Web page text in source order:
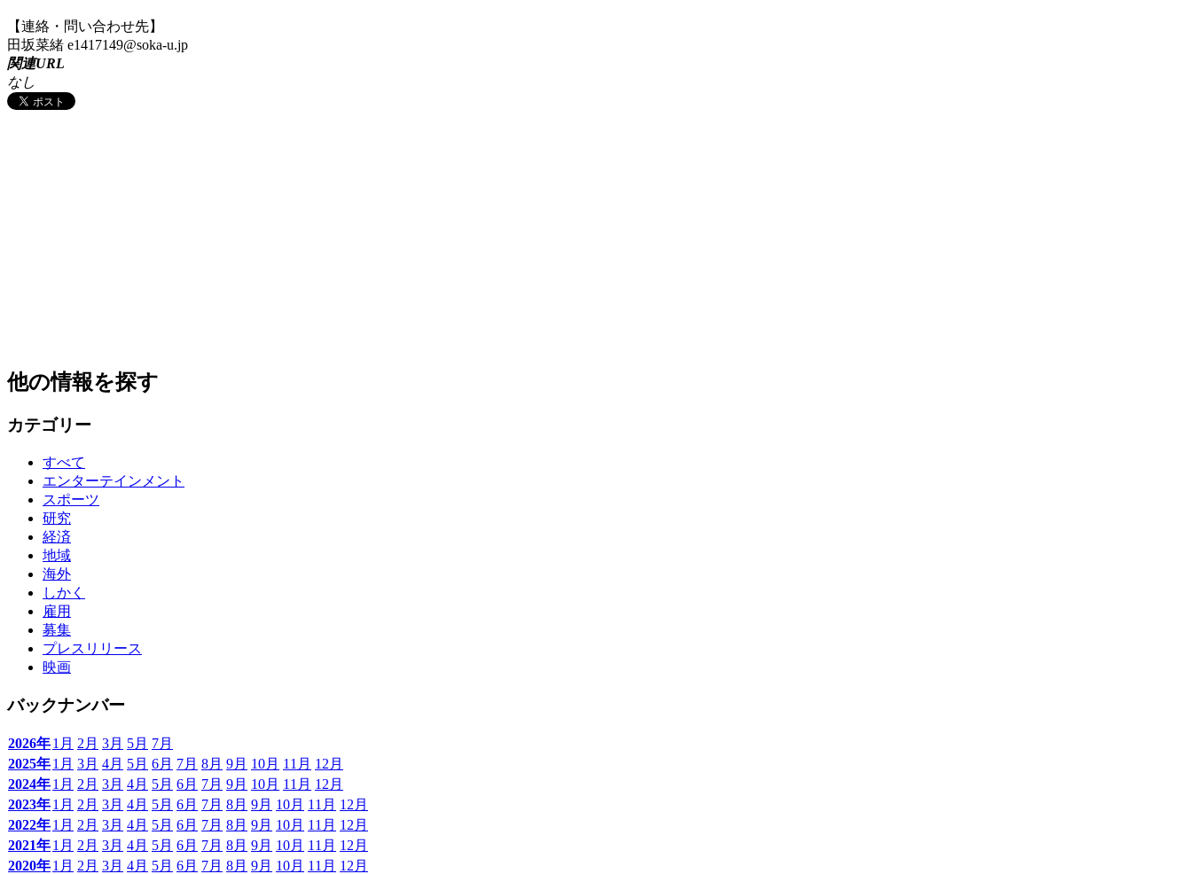
【連絡・問い合わせ先】
田坂菜緒 e1417149@soka-u.jp
関連URL
なし
他の情報を探す
カテゴリー
すべて
エンターテインメント
スポーツ
研究
経済
地域
海外
しかく
雇用
募集
プレスリリース
映画
バックナンバー
2026年1月 2月 3月 5月 7月
2025年1月 3月 4月 5月 6月 7月 8月 9月 10月 11月 12月
2024年1月 2月 3月 4月 5月 6月 7月 9月 10月 11月 12月
2023年1月 2月 3月 4月 5月 6月 7月 8月 9月 10月 11月 12月
2022年1月 2月 3月 4月 5月 6月 7月 8月 9月 10月 11月 12月
2021年1月 2月 3月 4月 5月 6月 7月 8月 9月 10月 11月 12月
2020年1月 2月 3月 4月 5月 6月 7月 8月 9月 10月 11月 12月